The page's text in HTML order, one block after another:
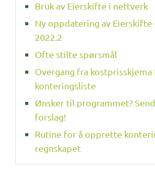
Bruk av Eierskifte i nettverk
Ny oppdatering av Eierskifte
2022.2
Ofte stilte spørsmål
Overgang fra kostprisskjema
konteringsliste
Ønsker til programmet?
forslag!
Rutine for å opprette
regnskapet